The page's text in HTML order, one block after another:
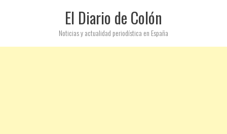
El Diario de Colón
Noticias y actualidad periodística en España